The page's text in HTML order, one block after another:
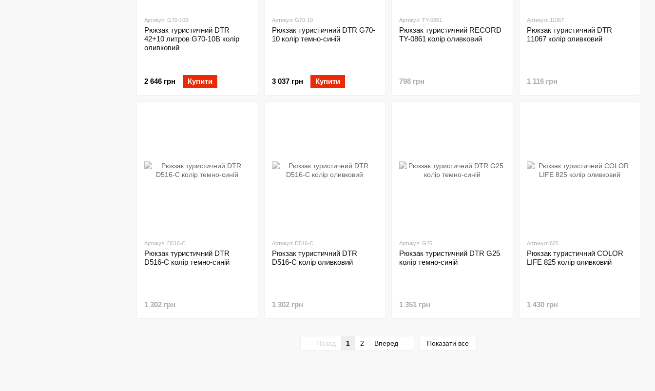
Артикул: G70-10B
Рюкзак туристичний DTR
42+10 литров G70-10B колір
оливковий
2 646 грн Купити
Артикул: G70-10
Рюкзак туристичний DTR G70-
10 колір темно-синій
3 037 грн Купити
Артикул: TY-0861
Рюкзак туристичний RECORD
TY-0861 колір оливковий
798 грн
Артикул: 11067
Рюкзак туристичний DTR
11067 колір оливковий
1 116 грн
Артикул: D516-C
Рюкзак туристичний DTR
D516-C колір темно-синій
1 302 грн
Артикул: D516-C
Рюкзак туристичний DTR
D516-C колір оливковий
1 302 грн
Артикул: G25
Рюкзак туристичний DTR G25
колір темно-синій
1 351 грн
Артикул: 825
Рюкзак туристичний COLOR
LIFE 825 колір оливковий
1 430 грн
Назад 1 2 Вперед Показати все